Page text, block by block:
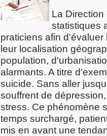
La
statistiques
praticiens afin
leur localisation
population,
alarmants. A titre
suicide. Sans aller
souffrent de
stress. Ce phénomène
temps surchargé,
mis en avant une